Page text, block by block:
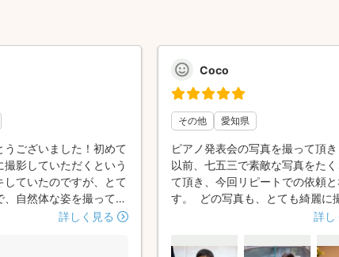
うございました！初めて
影していただくという
していたのですが、とて
自然体な姿を撮ってい
たです！また機会があっ
詳しく見る
Coco
その他 愛知県
ピアノ発表会の写真を撮って頂き
以前、七五三で素敵な写真をた
て頂き、今回リピートでの依頼と
す。 どの写真も、とても綺麗に
き、大変記念になりました。 ま
い様子や、見に来てくれた祖父
詳し